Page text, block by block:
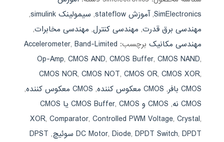
SimElectronics
,آموزش stateflow , سیمولینک simulink
,
مهندسی برق قدرت, مهندسی کنترل, مهندسی مخابرات,
مهندسی مکانیک برچسب: Accelerometer,Band-Limited
Op-Amp,CMOS AND,CMOS Buffer,CMOS NAND,
CMOS NOR,CMOS NOT,CMOS OR,CMOS XOR,
CMOS بافر
, CMOS معكوس كننده , CMOS معکوس کننده
,
CMOS نه
, CMOS و CMOS Buffer ,
CMOS یا CMOS
XOR,Comparator,Controlled PWM Voltage,Crystal,
DC Motor,Diode,DPDT Switch,DPDT سوئیچ ,
DPST